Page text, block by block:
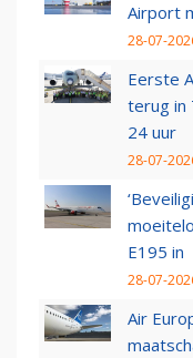
Airport
28-07-
Eerste
terug in
24 uur
28-07-
E195 in
28-07-
Air